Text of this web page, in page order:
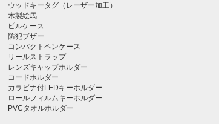
ウッドキータグ（レーザー加工）
木製絵馬
ピルケース
防犯ブザー
コンパクトペンケース
リールストラップ
レンズキャップホルダー
コードホルダー
カラビナ付LEDキーホルダー
ロールフィルムキーホルダー
PVCタオルホルダー